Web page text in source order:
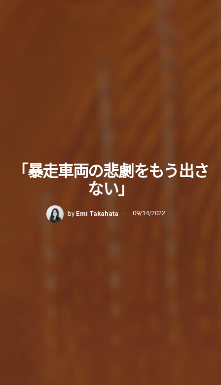
「暴走車両の悲劇をもう出さ
ない」
by Emi Takahata 09/14/2022